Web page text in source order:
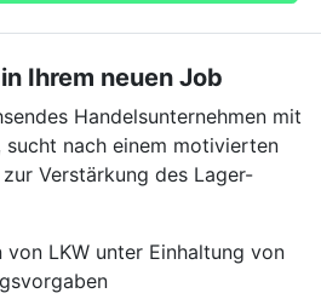
Ihrem neuen Job
Handelsunternehmen mit
nach einem motivierten
Verstärkung des Lager-
von LKW unter Einhaltung von